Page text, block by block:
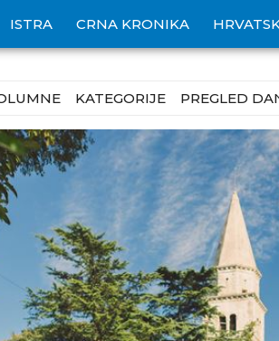
ISTRA CRNA KRONIKA
KATEGORIJE PREGLED